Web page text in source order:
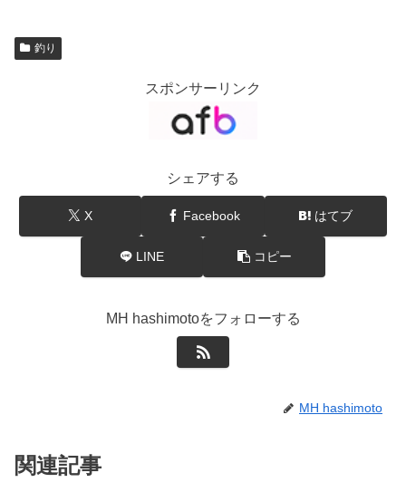
釣り
スポンサーリンク
シェアする
X Facebook はてブ
LINE コピー
MH hashimotoをフォローする
MH hashimoto
関連記事